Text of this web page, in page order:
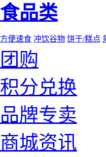
食品类
方便速食 冲饮谷物 饼干/糕点
团购
积分兑换
品牌专卖
商城资讯